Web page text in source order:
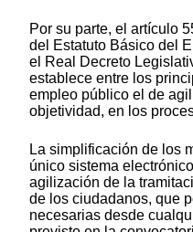
Por su parte, el artículo
del Estatuto Básico del
el Real Decreto
establece entre los
empleo público el de
objetividad, en los
La simplificación de los
único sistema
agilización de la
de los ciudadanos, que
necesarias desde